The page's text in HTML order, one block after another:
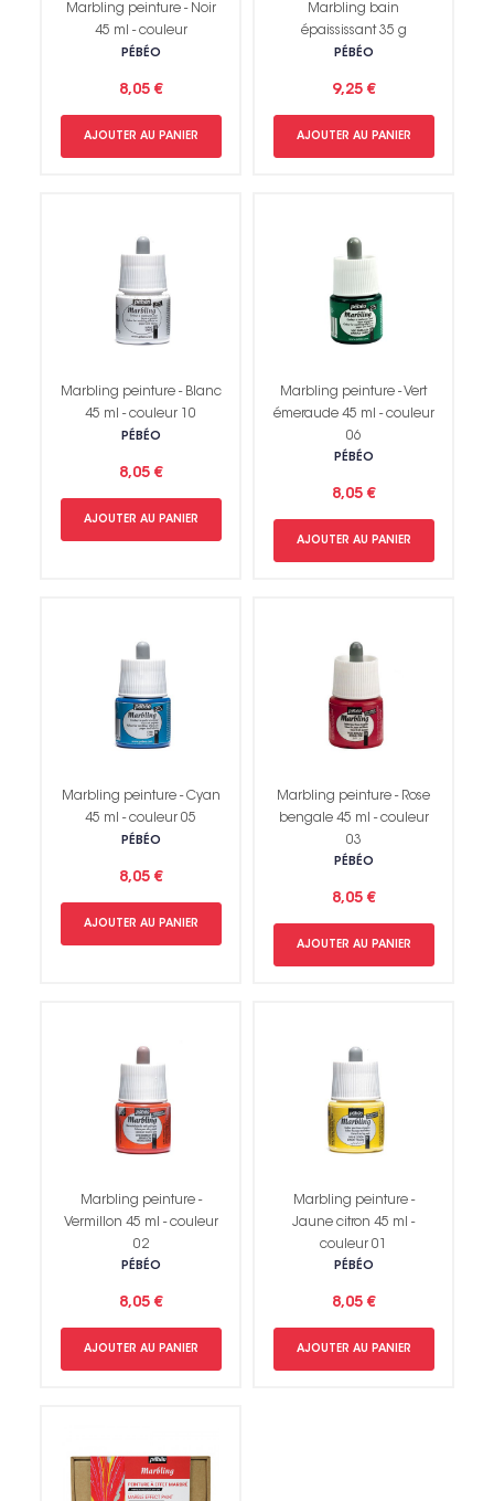
Marbling peinture - Noir
45 ml - couleur
PÉBÉO
8,05 €
AJOUTER AU PANIER
Marbling bain
épaississant 35 g
PÉBÉO
9,25 €
AJOUTER AU PANIER
Marbling peinture - Blanc
45 ml - couleur 10
PÉBÉO
8,05 €
AJOUTER AU PANIER
Marbling peinture - Vert
émeraude 45 ml - couleur
06
PÉBÉO
8,05 €
AJOUTER AU PANIER
Marbling peinture - Cyan
45 ml - couleur 05
PÉBÉO
8,05 €
AJOUTER AU PANIER
Marbling peinture - Rose
bengale 45 ml - couleur
03
PÉBÉO
8,05 €
AJOUTER AU PANIER
Marbling peinture -
Vermillon 45 ml - couleur
02
PÉBÉO
8,05 €
AJOUTER AU PANIER
Marbling peinture -
Jaune citron 45 ml -
couleur 01
PÉBÉO
8,05 €
AJOUTER AU PANIER